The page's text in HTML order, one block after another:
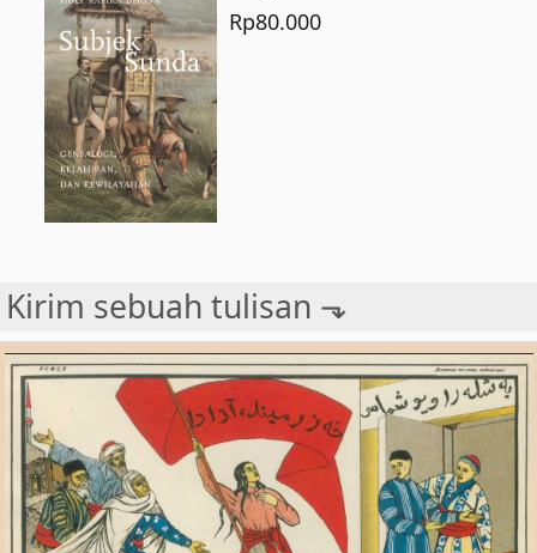
Rp80.000
Kirim sebuah tulisan ⬎